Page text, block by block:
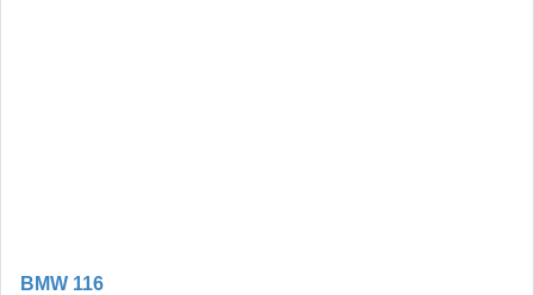
BMW 116